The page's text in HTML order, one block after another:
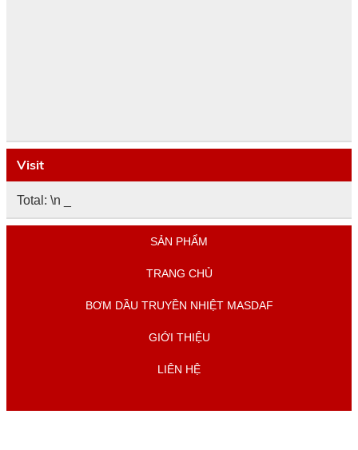
Visit
Total: \n
SẢN PHẨM
TRANG CHỦ
BƠM DẦU TRUYỀN NHIỆT MASDAF
GIỚI THIỆU
LIÊN HỆ